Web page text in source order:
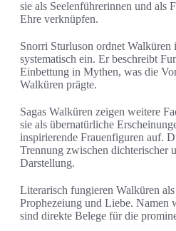
sie als Seelenführerinnen und als
Ehre verknüpfen.
Snorri Sturluson ordnet Walküren
systematisch ein. Er beschreibt
Einbettung in Mythen, was die
Walküren prägte.
Sagas Walküren zeigen weitere
sie als übernatürliche
inspirierende Frauenfiguren auf.
Trennung zwischen dichterischer
Darstellung.
Literarisch fungieren Walküren
Prophezeiung und Liebe.
sind direkte Belege für die